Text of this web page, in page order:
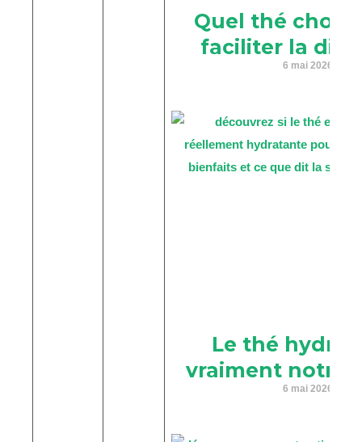
Quel thé
faciliter la
6 mai 2026
Le thé
vraiment notre
6 mai 2026